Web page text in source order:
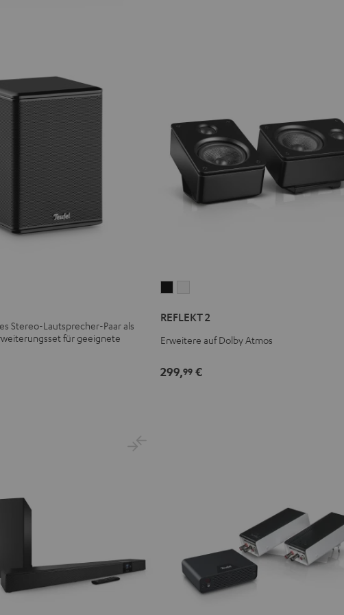
Stereo-Lautsprecher-Paar als
für geeignete
Schwarz
Weiß
REFLEKT 2
Erweitere auf Dolby Atmos
299,99 €